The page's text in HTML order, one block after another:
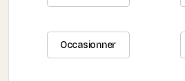
Occasionner